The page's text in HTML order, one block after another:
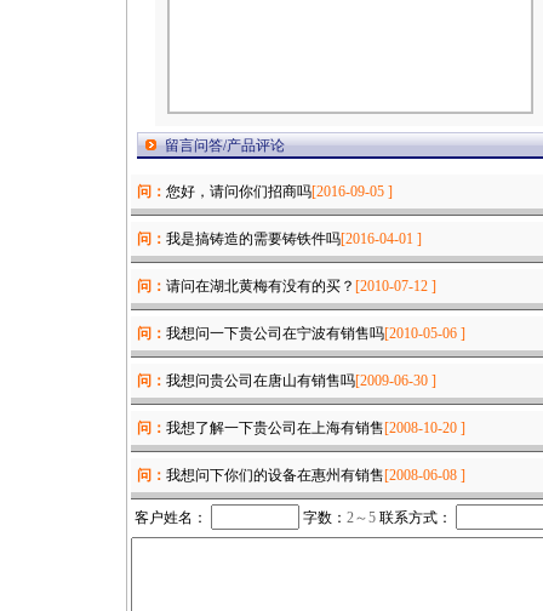
留言问答/产品评论
问： 您好，请问你们招商吗[2016-09-05 ]
问： 我是搞铸造的需要铸铁件吗[2016-04-01 ]
问： 请问在湖北黄梅有没有的买？ [2010-07-12 ]
问： 我想问一下贵公司在宁波有销售吗[2010-05-06 ]
问： 我想问贵公司在唐山有销售吗[2009-06-30 ]
问： 我想了解一下贵公司在上海有销售[2008-10-20 ]
问： 我想问下你们的设备在惠州有销售[2008-06-08 ]
客户姓名： 字数： 2～5联系方式：